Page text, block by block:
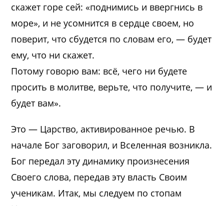
скажет горе сей: «поднимись и ввергнись в
море», и не усомнится в сердце своем, но
поверит, что сбудется по словам его, — будет
ему, что ни скажет.
Потому говорю вам: всё, чего ни будете
просить в молитве, верьте, что получите, — и
будет вам».
Это — Царство, активированное речью. В
начале Бог заговорил, и Вселенная возникла.
Бог передал эту динамику произнесения
Своего слова, передав эту власть Своим
ученикам. Итак, мы следуем по стопам